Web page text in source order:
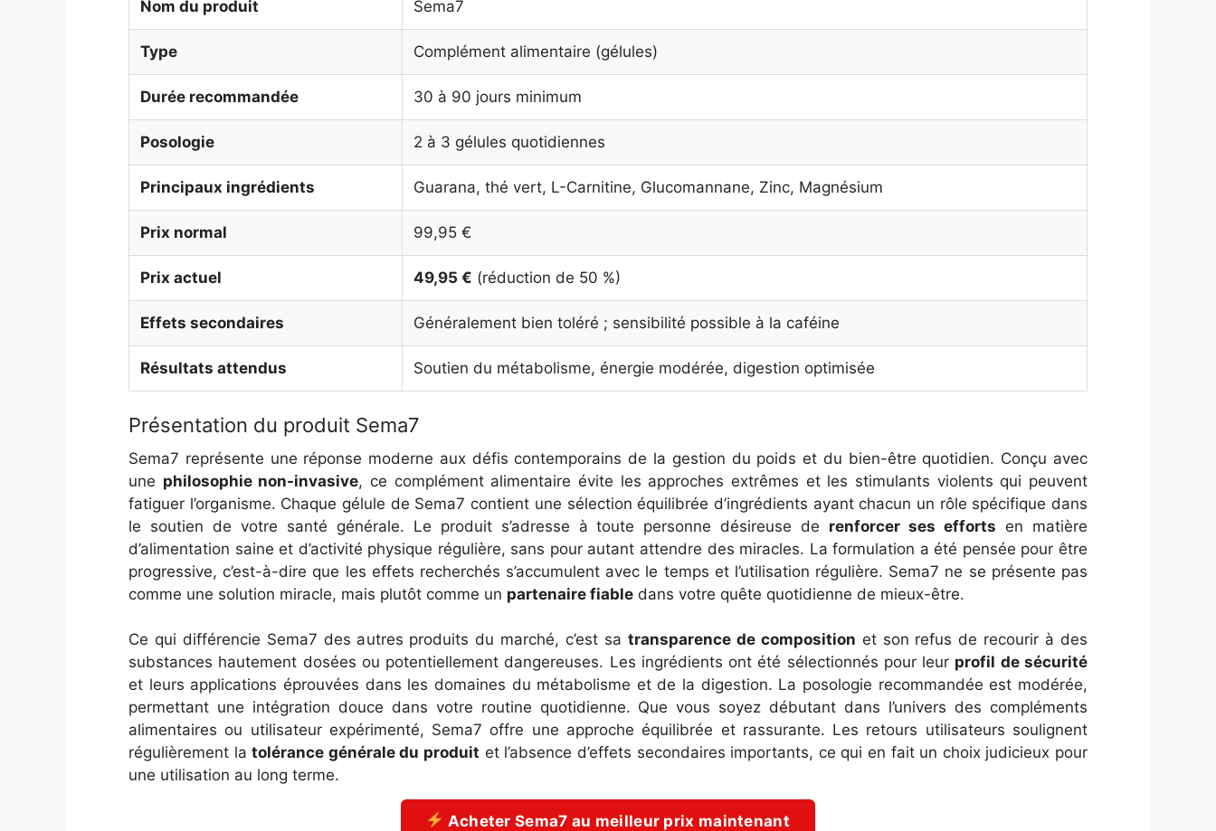
Nom du produit Sema7
Type Complément alimentaire (gélules)
Durée recommandée 30 à 90 jours minimum
Posologie 2 à 3 gélules quotidiennes
Principaux ingrédients Guarana, thé vert, L-Carnitine, Glucomannane, Zinc, Magnésium
Prix normal 99,95 €
Prix actuel 49,95 € (réduction de 50 %)
Effets secondaires Généralement bien toléré ; sensibilité possible à la caféine
Résultats attendus Soutien du métabolisme, énergie modérée, digestion optimisée
Présentation du produit Sema7
Sema7 représente une réponse moderne aux défis contemporains de la gestion du poids et du bien-être quotidien. Conçu avec
une philosophie non-invasive, ce complément alimentaire évite les approches extrêmes et les stimulants violents qui peuvent
fatiguer l’organisme. Chaque gélule de Sema7 contient une sélection équilibrée d’ingrédients ayant chacun un rôle spécifique dans
le soutien de votre santé générale. Le produit s’adresse à toute personne désireuse de renforcer ses efforts en matière
d’alimentation saine et d’activité physique régulière, sans pour autant attendre des miracles. La formulation a été pensée pour être
progressive, c’est-à-dire que les effets recherchés s’accumulent avec le temps et l’utilisation régulière. Sema7 ne se présente pas
comme une solution miracle, mais plutôt comme un partenaire fiable dans votre quête quotidienne de mieux-être.
Ce qui différencie Sema7 des autres produits du marché, c’est sa transparence de composition et son refus de recourir à des
substances hautement dosées ou potentiellement dangereuses. Les ingrédients ont été sélectionnés pour leur profil de sécurité
et leurs applications éprouvées dans les domaines du métabolisme et de la digestion. La posologie recommandée est modérée,
permettant une intégration douce dans votre routine quotidienne. Que vous soyez débutant dans l’univers des compléments
alimentaires ou utilisateur expérimenté, Sema7 offre une approche équilibrée et rassurante. Les retours utilisateurs soulignent
régulièrement latolérance générale du produit et l’absence d’effets secondaires importants, ce qui en fait un choix judicieux pour
une utilisation au long terme.
Acheter Sema7 au meilleur prix maintenant